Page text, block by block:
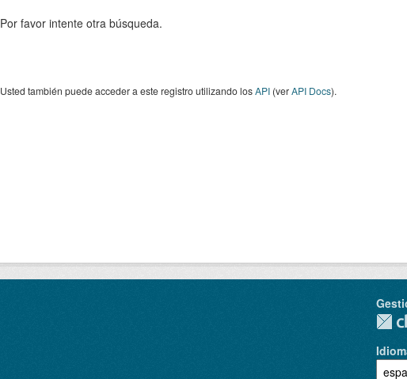
Por favor intente otra búsqueda.
Usted también puede acceder a este registro utilizando losAPI(verAPI Docs).